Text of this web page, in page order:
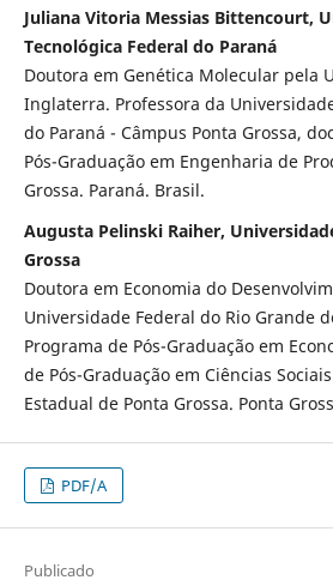
Juliana Vitoria Messias Bittencourt,
Tecnológica Federal do Paraná
Doutora em Genética Molecular pela
Inglaterra. Professora da
do Paraná - Câmpus Ponta Grossa,
Pós-Graduação em Engenharia de
Grossa. Paraná. Brasil.
Augusta Pelinski Raiher,
Grossa
Doutora em Economia do
Universidade Federal do Rio Grande
Programa de Pós-Graduação em
de Pós-Graduação em Ciências
Estadual de Ponta Grossa. Ponta
PDF/A
Publicado